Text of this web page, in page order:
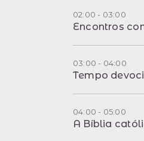
02:00 - 03:00
Encontros
03:00 - 04:00
Tempo
04:00 - 05:00
A Bíblia